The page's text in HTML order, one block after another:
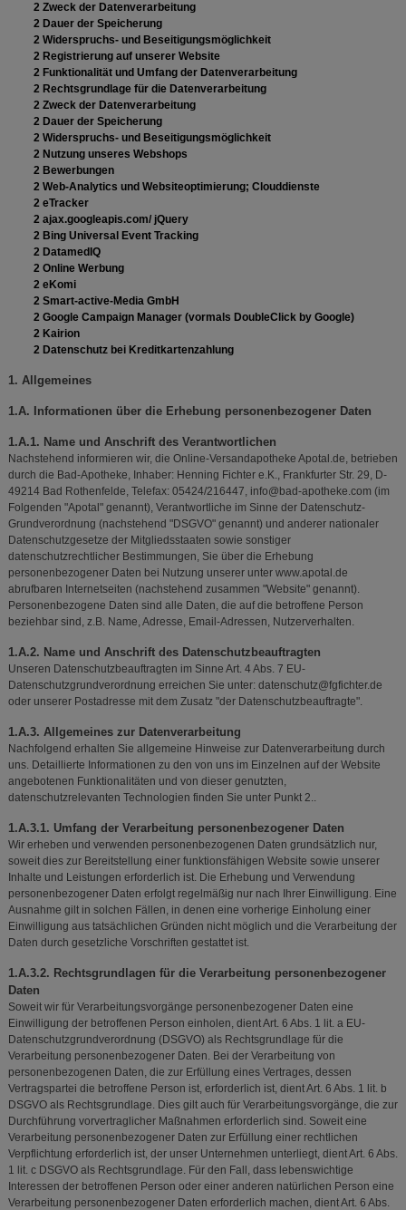
2 Zweck der Datenverarbeitung
2 Dauer der Speicherung
2 Widerspruchs- und Beseitigungsmöglichkeit
2 Registrierung auf unserer Website
2 Funktionalität und Umfang der Datenverarbeitung
2 Rechtsgrundlage für die Datenverarbeitung
2 Zweck der Datenverarbeitung
2 Dauer der Speicherung
2 Widerspruchs- und Beseitigungsmöglichkeit
2 Nutzung unseres Webshops
2 Bewerbungen
2 Web-Analytics und Websiteoptimierung; Clouddienste
2 eTracker
2 ajax.googleapis.com/ jQuery
2 Bing Universal Event Tracking
2 DatamedIQ
2 Online Werbung
2 eKomi
2 Smart-active-Media GmbH
2 Google Campaign Manager (vormals DoubleClick by Google)
2 Kairion
2 Datenschutz bei Kreditkartenzahlung
1. Allgemeines
1.A. Informationen über die Erhebung personenbezogener Daten
1.A.1. Name und Anschrift des Verantwortlichen
Nachstehend informieren wir, die Online-Versandapotheke Apotal.de, betrieben
durch die Bad-Apotheke, Inhaber: Henning Fichter e.K., Frankfurter Str. 29, D-
49214 Bad Rothenfelde, Telefax: 05424/216447, info@bad-apotheke.com (im
Folgenden "Apotal" genannt), Verantwortliche im Sinne der Datenschutz-
Grundverordnung (nachstehend "DSGVO" genannt) und anderer nationaler
Datenschutzgesetze der Mitgliedsstaaten sowie sonstiger
datenschutzrechtlicher Bestimmungen, Sie über die Erhebung
personenbezogener Daten bei Nutzung unserer unter www.apotal.de
abrufbaren Internetseiten (nachstehend zusammen "Website" genannt).
Personenbezogene Daten sind alle Daten, die auf die betroffene Person
beziehbar sind, z.B. Name, Adresse, Email-Adressen, Nutzerverhalten.
1.A.2. Name und Anschrift des Datenschutzbeauftragten
Unseren Datenschutzbeauftragten im Sinne Art. 4 Abs. 7 EU-
Datenschutzgrundverordnung erreichen Sie unter: datenschutz@fgfichter.de
oder unserer Postadresse mit dem Zusatz "der Datenschutzbeauftragte".
1.A.3. Allgemeines zur Datenverarbeitung
Nachfolgend erhalten Sie allgemeine Hinweise zur Datenverarbeitung durch
uns. Detaillierte Informationen zu den von uns im Einzelnen auf der Website
angebotenen Funktionalitäten und von dieser genutzten,
datenschutzrelevanten Technologien finden Sie unter Punkt 2..
1.A.3.1. Umfang der Verarbeitung personenbezogener Daten
Wir erheben und verwenden personenbezogenen Daten grundsätzlich nur,
soweit dies zur Bereitstellung einer funktionsfähigen Website sowie unserer
Inhalte und Leistungen erforderlich ist. Die Erhebung und Verwendung
personenbezogener Daten erfolgt regelmäßig nur nach Ihrer Einwilligung. Eine
Ausnahme gilt in solchen Fällen, in denen eine vorherige Einholung einer
Einwilligung aus tatsächlichen Gründen nicht möglich und die Verarbeitung der
Daten durch gesetzliche Vorschriften gestattet ist.
1.A.3.2. Rechtsgrundlagen für die Verarbeitung personenbezogener
Daten
Soweit wir für Verarbeitungsvorgänge personenbezogener Daten eine
Einwilligung der betroffenen Person einholen, dient Art. 6 Abs. 1 lit. a EU-
Datenschutzgrundverordnung (DSGVO) als Rechtsgrundlage für die
Verarbeitung personenbezogener Daten. Bei der Verarbeitung von
personenbezogenen Daten, die zur Erfüllung eines Vertrages, dessen
Vertragspartei die betroffene Person ist, erforderlich ist, dient Art. 6 Abs. 1 lit. b
DSGVO als Rechtsgrundlage. Dies gilt auch für Verarbeitungsvorgänge, die zur
Durchführung vorvertraglicher Maßnahmen erforderlich sind. Soweit eine
Verarbeitung personenbezogener Daten zur Erfüllung einer rechtlichen
Verpflichtung erforderlich ist, der unser Unternehmen unterliegt, dient Art. 6 Abs.
1 lit. c DSGVO als Rechtsgrundlage. Für den Fall, dass lebenswichtige
Interessen der betroffenen Person oder einer anderen natürlichen Person eine
Verarbeitung personenbezogener Daten erforderlich machen, dient Art. 6 Abs.